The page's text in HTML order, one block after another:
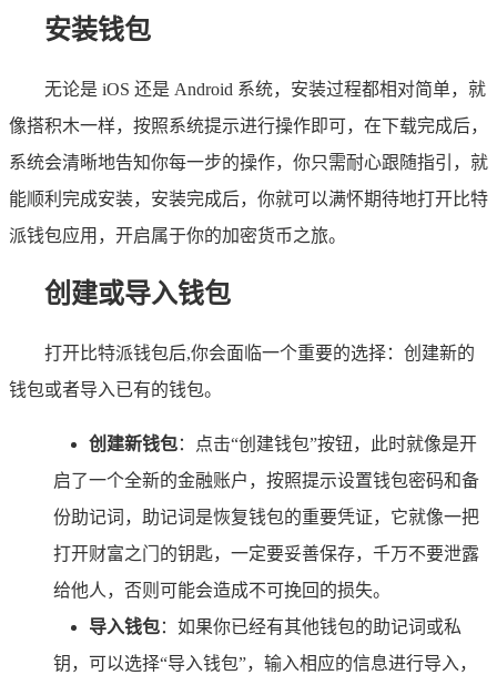
安装钱包
无论是 iOS 还是 Android 系统，安装过程都相对简单，就
像搭积木一样，按照系统提示进行操作即可，在下载完成后，
系统会清晰地告知你每一步的操作，你只需耐心跟随指引，就
能顺利完成安装，安装完成后，你就可以满怀期待地打开比特
派钱包应用，开启属于你的加密货币之旅。
创建或导入钱包
打开比特派钱包后,你会面临一个重要的选择：创建新的
钱包或者导入已有的钱包。
创建新钱包：点击“创建钱包”按钮，此时就像是开
启了一个全新的金融账户，按照提示设置钱包密码和备
份助记词，助记词是恢复钱包的重要凭证，它就像一把
打开财富之门的钥匙，一定要妥善保存，千万不要泄露
给他人，否则可能会造成不可挽回的损失。
导入钱包：如果你已经有其他钱包的助记词或私
钥，可以选择“导入钱包”，输入相应的信息进行导入，